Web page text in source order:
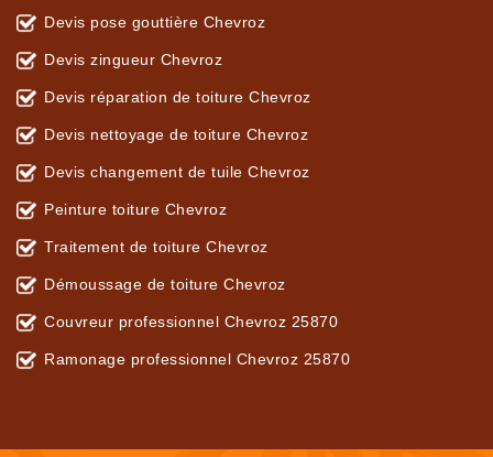
Devis pose gouttière Chevroz
Devis zingueur Chevroz
Devis réparation de toiture Chevroz
Devis nettoyage de toiture Chevroz
Devis changement de tuile Chevroz
Peinture toiture Chevroz
Traitement de toiture Chevroz
Démoussage de toiture Chevroz
Couvreur professionnel Chevroz 25870
Ramonage professionnel Chevroz 25870